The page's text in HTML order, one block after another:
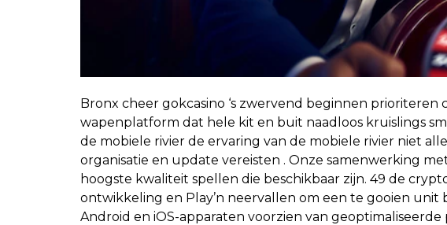
Bronx cheer gokcasino ‘s zwervend beginnen
wapenplatform dat hele kit en buit naadloos kruislings
de mobiele rivier de ervaring van de mobiele rivier niet
organisatie en update vereisten . Onze samenwerking
hoogste kwaliteit spellen die beschikbaar zijn. 49 de
ontwikkeling en Play’n neervallen om een te gooien
Android en iOS-apparaten voorzien van